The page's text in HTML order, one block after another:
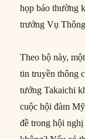
họp báo thường
trưởng Vụ
Theo bộ này,
tin truyền thông
tướng Takaichi
cuộc hội đàm
đề trong hội